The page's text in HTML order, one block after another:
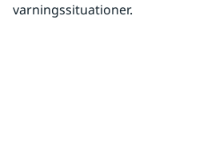
varningssituationer.